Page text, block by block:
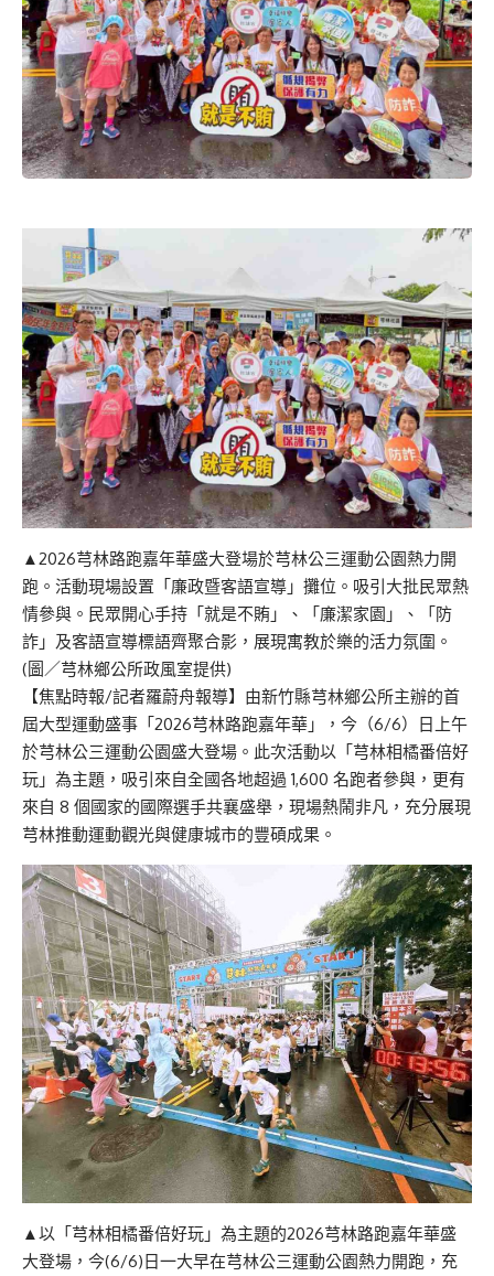
▲2026芎林路跑嘉年華盛大登場於芎林公三運動公園熱力開
跑。活動現場設置「廉政暨客語宣導」攤位。吸引大批民眾熱
情參與。民眾開心手持「就是不賄」、「廉潔家園」、「防
詐」及客語宣導標語齊聚合影，展現寓教於樂的活力氛圍。
(圖／芎林鄉公所政風室提供)
【焦點時報/記者羅蔚舟報導】由新竹縣芎林鄉公所主辦的首
屆大型運動盛事「2026芎林路跑嘉年華」，今（6/6）日上午
於芎林公三運動公園盛大登場。此次活動以「芎林相橘番倍好
玩」為主題，吸引來自全國各地超過 1,600 名跑者參與，更有
來自 8 個國家的國際選手共襄盛舉，現場熱鬧非凡，充分展現
芎林推動運動觀光與健康城市的豐碩成果。
▲以「芎林相橘番倍好玩」為主題的2026芎林路跑嘉年華盛
大登場，今(6/6)日一大早在芎林公三運動公園熱力開跑，充